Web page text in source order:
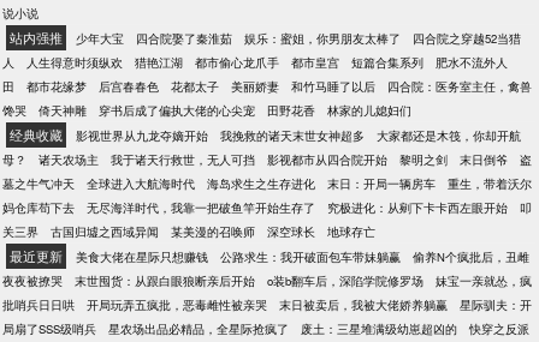
说小说
站内强推 少年大宝 四合院娶了秦淮茹 娱乐：蜜姐，你男朋友太棒了
四合院之穿越52当猎
人
人生得意时须纵欢 猎艳江湖 都市偷心龙爪手 都市皇宫 短篇合集系列
肥水不流外人
田
都市花缘梦 后宫春春色 花都太子 美丽娇妻 和竹马睡了以后
四合院：医务室主任，禽兽
馋哭
倚天神雕 穿书后成了偏执大佬的心尖宠 田野花香 林家的儿媳妇们
经典收藏 影视世界从九龙夺嫡开始 我挽救的诸天末世女神超多
大家都还是木筏，你却开航
母？
诸天农场主 我于诸天行救世，无人可挡 影视都市从四合院开始 黎明之剑 末日倒爷
盗
墓之牛气冲天
全球进入大航海时代 海岛求生之生存进化 末日：开局一辆房车
重生，带着沃尔
妈仓库苟下去
无尽海洋时代，我靠一把破鱼竿开始生存了 究极进化：从剜下卡卡西左眼开始
叩
关三界
古国归墟之西域异闻 某美漫的召唤师 深空球长 地球存亡
最近更新 美食大佬在星际只想赚钱 公路求生：我开破面包车带妹躺赢
偷养N个疯批后，丑雌
夜夜被撩哭
末世囤货：从跟白眼狼断亲后开始 o装b翻车后，深陷学院修罗场
妹宝一亲就怂，疯
批哨兵日日哄
开局玩弄五疯批，恶毒雌性被亲哭 末日被卖后，我被大佬娇养躺赢
星际驯夫：开
局扇了SSS级哨兵
星农场出品必精品，全星际抢疯了 废土：三星堆满级幼崽超凶的
快穿之反派